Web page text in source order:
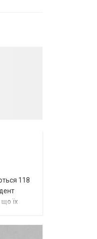
118
що їх